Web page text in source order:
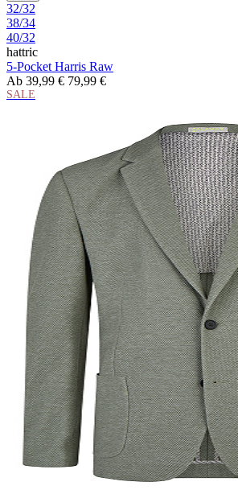
32/32
38/34
40/32
hattric
5-Pocket Harris Raw
Ab 39,99 € 79,99 €
SALE